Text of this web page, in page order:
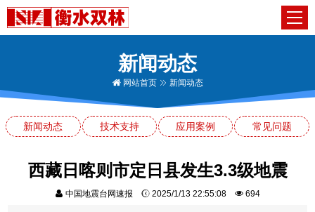
新闻动态
网站首页 新闻动态
新闻动态 技术支持 应用案例 常见问题
西藏日喀则市定日县发生3.3级地震
中国地震台网速报 2025/1/13 22:55:08 694